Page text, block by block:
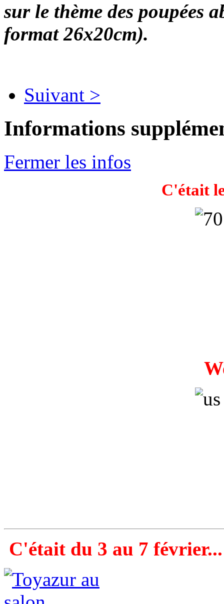
sur le thème des poupées
format 26x20cm).
Suivant >
Informations
Fermer les infos
C'était
C'était du 3 au 7 février...